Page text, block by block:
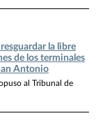
la libre
de los terminales
Antonio
al Tribunal de